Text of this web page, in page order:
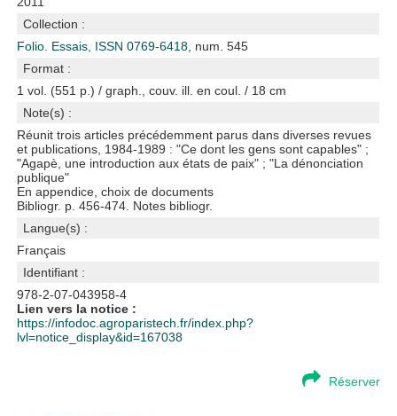
Collection :
Folio. Essais, ISSN 0769-6418 , num. 545
Format :
1 vol. (551 p.) / graph., couv. ill. en coul. / 18 cm
Note(s) :
Réunit trois articles précédemment parus dans diverses revues
et publications, 1984-1989 : "Ce dont les gens sont capables" ;
"Agapè, une introduction aux états de paix" ; "La dénonciation
publique"
En appendice, choix de documents
Bibliogr. p. 456-474. Notes bibliogr.
Langue(s) :
Français
Identifiant :
978-2-07-043958-4
Lien vers la notice :
https://infodoc.agroparistech.fr/index.php?
lvl=notice_display&id=167038
Réserver